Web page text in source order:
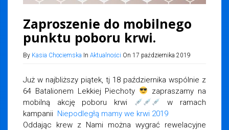
Zaproszenie do mobilnego
punktu poboru krwi.
By Kasia Chociemska In Aktualności On 17 października 2019
Już w najbliższy piątek, tj 18 października wspólnie z
64 Batalionem Lekkiej Piechoty
zapraszamy na
mobilną akcję poboru krwi
w ramach
kampanii Niepodległą mamy we krwi 2019
Oddając krew z Nami można wygrać rewelacyjne